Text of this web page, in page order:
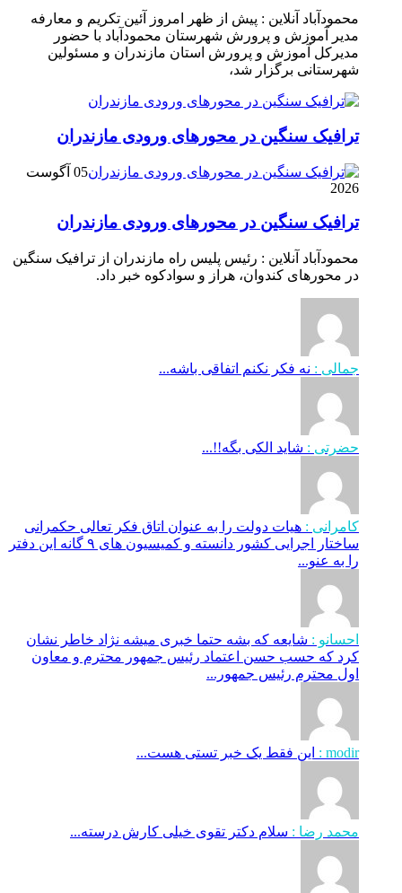
محمودآباد آنلاین : پیش از ظهر امروز آئین تکریم و معارفه
مدیر آموزش و پرورش شهرستان محمودآباد با حضور
مدیرکل آموزش و پرورش استان مازندران و مسئولین
شهرستانی برگزار شد،
ترافیک سنگین در محور‌های ورودی مازندران
05 آگوست
2026
ترافیک سنگین در محور‌های ورودی مازندران
محمودآباد آنلاین : رئیس پلیس راه مازندران از ترافیک سنگین
در محور‌های کندوان، هراز و سوادکوه خبر داد.
جمالی : نه فکر نکنم اتفاقی باشه...
حضرتی : شاید الکی بگه!!...
کامرانی : هیات دولت را به عنوان اتاق فکر تعالی حکمرانی
ساختار اجرایی کشور دانسته و کمیسیون های ۹ گانه این دفتر
را به عنو...
احسانو : شایعه که بشه حتما خبری میشه نژاد خاطر نشان
کرد که حسب حسن اعتماد رئیس جمهور محترم و معاون
اول محترم رئیس جمهور...
modir : این فقط یک خبر تستی هست...
محمد رضا : سلام دکتر تقوی خیلی کارش درسته...